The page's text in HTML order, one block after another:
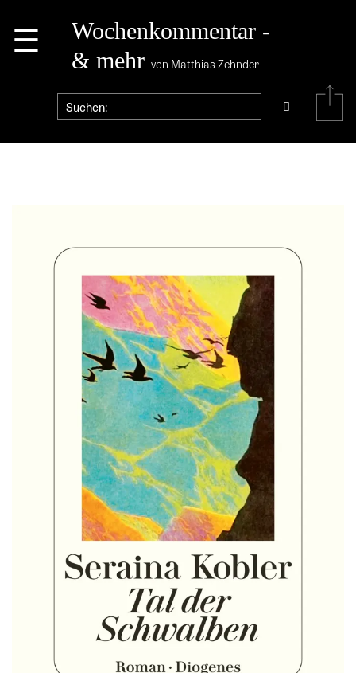
☰
Wochenkommentar -
& mehr von Matthias Zehnder